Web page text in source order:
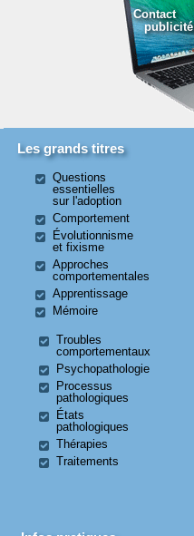
Contact
publicité
Les grands titres
Questions
essentielles
sur l'adoption
Comportement
Évolutionnisme
et fixisme
Approches
comportementales
Apprentissage
Mémoire
Troubles
comportementaux
Psychopathologie
Processus
pathologiques
États
pathologiques
Thérapies
Traitements